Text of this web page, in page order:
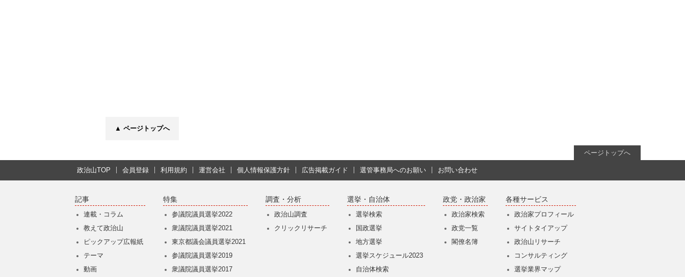
▲ ページトップへ
ページトップへ
政治山TOP 会員登録 利用規約 運営会社 個人情報保護方針 広告掲載ガイド 選管事務局へのお願い お問い合わせ
記事
連載・コラム
教えて政治山
ピックアップ広報紙
テーマ
動画
特集
参議院議員選挙2022
衆議院議員選挙2021
東京都議会議員選挙2021
参議院議員選挙2019
衆議院議員選挙2017
調査・分析
政治山調査
クリックリサーチ
選挙・自治体
選挙検索
国政選挙
地方選挙
選挙スケジュール2023
自治体検索
政党・政治家
政治家検索
政党一覧
閣僚名簿
各種サービス
政治家プロフィール
サイトタイアップ
政治山リサーチ
コンサルティング
選挙業界マップ